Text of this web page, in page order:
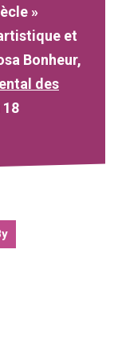
»
et
Bonheur,
des
18